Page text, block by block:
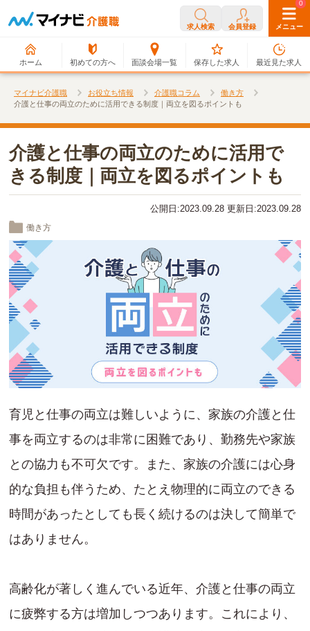
求人検索 会員登録 メニュー
ホーム 初めての方へ 面談会場一覧
0
保存した求人
0
最近見た求人
マイナビ介護職 お役立ち情報 介護職コラム
働き方
介護と仕事の両立のために活用できる制度｜両立を図るポイントも
介護と仕事の両立のために活用で
きる制度｜両立を図るポイントも
公開日:2023.09.28 更新日:2023.09.28
働き方
育児と仕事の両立は難しいように、家族の介護と仕
事を両立するのは非常に困難であり、勤務先や家族
との協力も不可欠です。また、家族の介護には心身
的な負担も伴うため、たとえ物理的に両立のできる
時間があったとしても長く続けるのは決して簡単で
はありません。
高齢化が著しく進んでいる近年、介護と仕事の両立
に疲弊する方は増加しつつあります。これにより、